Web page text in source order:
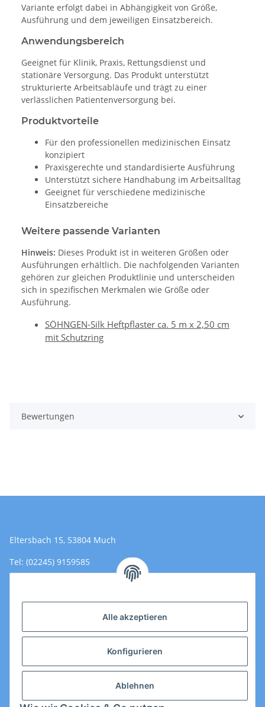
Alle akzeptieren
Konfigurieren
Ablehnen
Variante erfolgt dabei in Abhängigkeit von Größe,
Ausführung und dem jeweiligen Einsatzbereich.
Anwendungsbereich
Geeignet für Klinik, Praxis, Rettungsdienst und
stationäre Versorgung. Das Produkt unterstützt
strukturierte Arbeitsabläufe und trägt zu einer
verlässlichen Patientenversorgung bei.
Produktvorteile
Für den professionellen medizinischen Einsatz
konzipiert
Praxisgerechte und standardisierte Ausführung
Unterstützt sichere Handhabung im Arbeitsalltag
Geeignet für verschiedene medizinische
Einsatzbereiche
Weitere passende Varianten
Hinweis: Dieses Produkt ist in weiteren Größen oder
Ausführungen erhältlich. Die nachfolgenden Varianten
gehören zur gleichen Produktlinie und unterscheiden
sich in spezifischen Merkmalen wie Größe oder
Ausführung.
SÖHNGEN-Silk Heftpflaster ca. 5 m x 2,50 cm
mit Schutzring
Bewertungen
Eltersbach 15, 53804 Much
Tel: (02245) 9159585
Email: Kontakt@toromedical.de
Öffnungszeiten (Mo-Fr.) 8:00 - 17:00